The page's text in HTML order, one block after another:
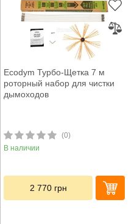
Ecodym Турбо-Щетка 7 м
роторный набор для чистки
дымоходов
(0)
В наличии
2 770 грн